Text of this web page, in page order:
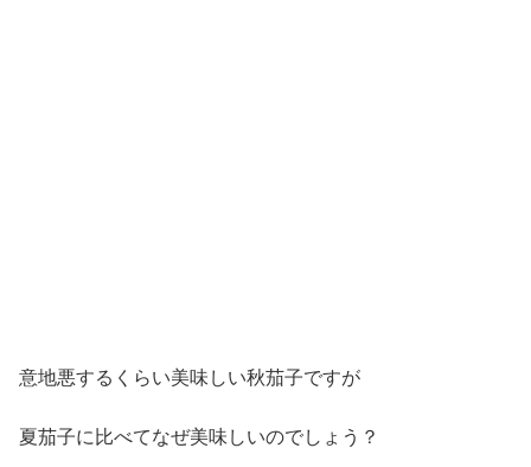
意地悪するくらい美味しい秋茄子ですが
夏茄子に比べてなぜ美味しいのでしょう？